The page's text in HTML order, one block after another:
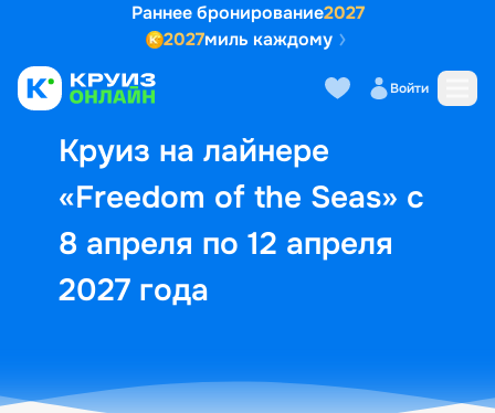
Раннее бронирование2027
2027миль каждому
Войти
Круиз на лайнере
«Freedom of the Seas» с
8 апреля по 12 апреля
2027 года
Выбор кают Маршрут и